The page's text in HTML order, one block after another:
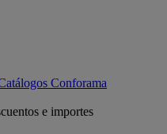
Conforama
e importes